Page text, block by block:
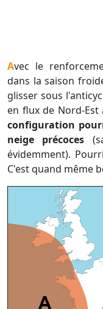
Avec le renforcement des dépressions en avançant
dans la saison
glisser sous
en flux de Nord-
configuration
neige précoces
évidemment).
C'est quand même